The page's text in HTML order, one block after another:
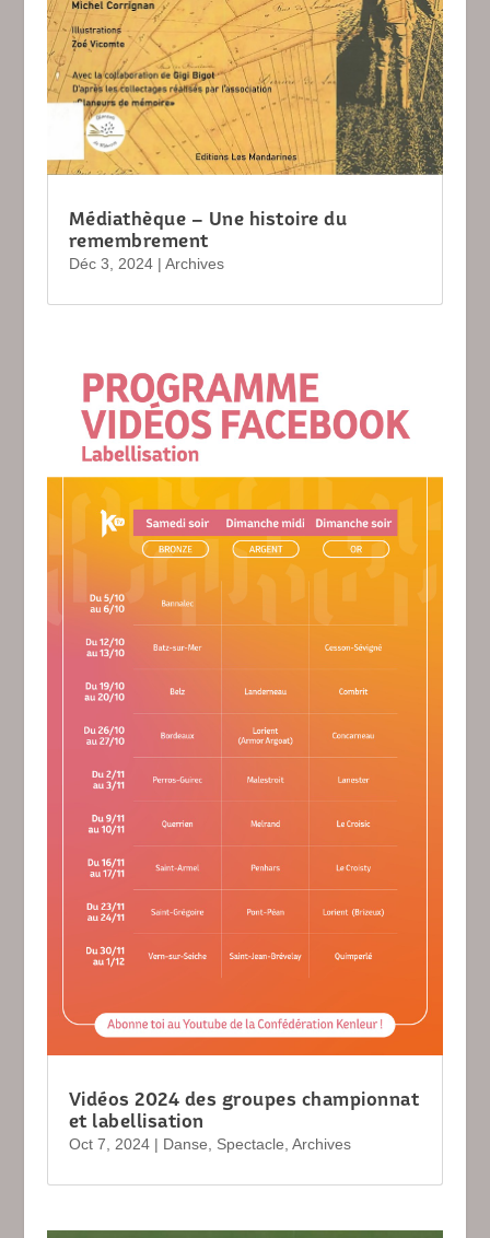
Médiathèque – Une histoire du
remembrement
Déc 3, 2024| Archives
Vidéos 2024 des groupes championnat
et labellisation
Oct 7, 2024| Danse, Spectacle, Archives